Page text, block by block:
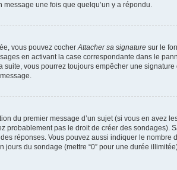
une fois que quelqu’un y a répondu.
vous pouvez cocherAttacher sa signature sur le
en activant la case correspondante dans le
suite, vous pourrez toujours empêcher une signature
du premier message d’un sujet (si vous en avez
probablement pas le droit de créer des sondages).
réponses. Vous pouvez aussi indiquer le nombre
du sondage (mettre “0” pour une durée